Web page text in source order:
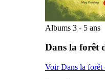
Albums 3 - 5 ans
Dans la forêt
Voir Dans la forêt